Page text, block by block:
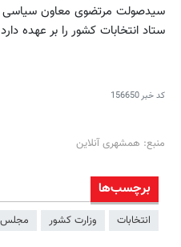
سیدصولت مرتضوی معاون سیاسی
ستاد انتخابات کشور را بر عهده
کد خبر156650
منبع: همشهری آنلاین
برچسب‌ها
انتخابات وزارت کشور مجلس